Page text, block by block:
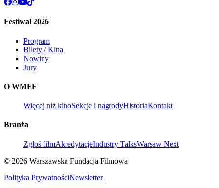
Festiwal 2026
Program
Bilety / Kina
Nowiny
Jury
O WMFF
Więcej niż kinoSekcje i nagrodyHistoriaKontakt
Branża
Zgłoś filmAkredytacjeIndustry TalksWarsaw Next
© 2026 Warszawska Fundacja Filmowa
Polityka PrywatnościNewsletter